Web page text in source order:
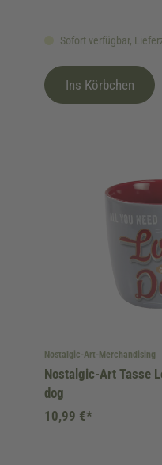
Sofort verfügbar,
Ins Körbchen
Nostalgic-Art-Merchandising
Nostalgic-Art Tasse
dog
10,99 €*